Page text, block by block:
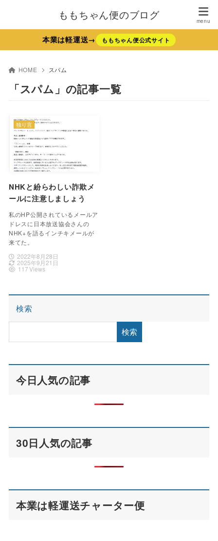
ももちゃん便のブログ
本業は軽運送→ ももちゃん便公式サイト
HOME スパム
「スパム」の記事一覧
NHKと紛らわしい詐欺メ
ールに注意しましょう
私のHP公開されているメールア
ドレスに日本放送協会さんの
NHK+を語るインチキメールが
来てた。
2022年8月28日
2025年9月21日
独り言
117 Views
検索
検索
今日人気の記事
30日人気の記事
本業は軽運送チャーター便